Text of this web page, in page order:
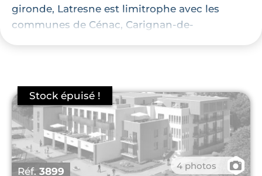
gironde, Latresne est limitrophe avec les
communes de Cénac, Carignan-de-
699 habitants d’une moyenne d’âge de 44
ans, et qui sont de plus en plus nombreux
chaque année.
La commune profite d’un environnement
naturel apprécié des Tresnais, et bénéficie
Réf. 3899 4 photos 📷